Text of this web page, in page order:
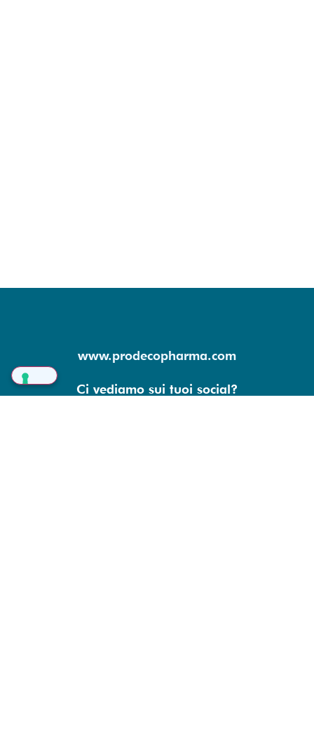
www.prodecopharma.com
Ci vediamo sui tuoi social?